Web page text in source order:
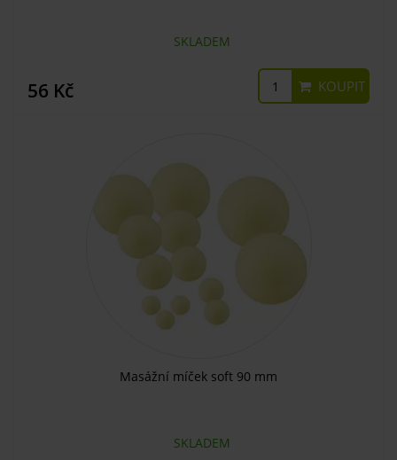
SKLADEM
56 Kč KOUPIT
Masážní míček soft 90 mm
SKLADEM